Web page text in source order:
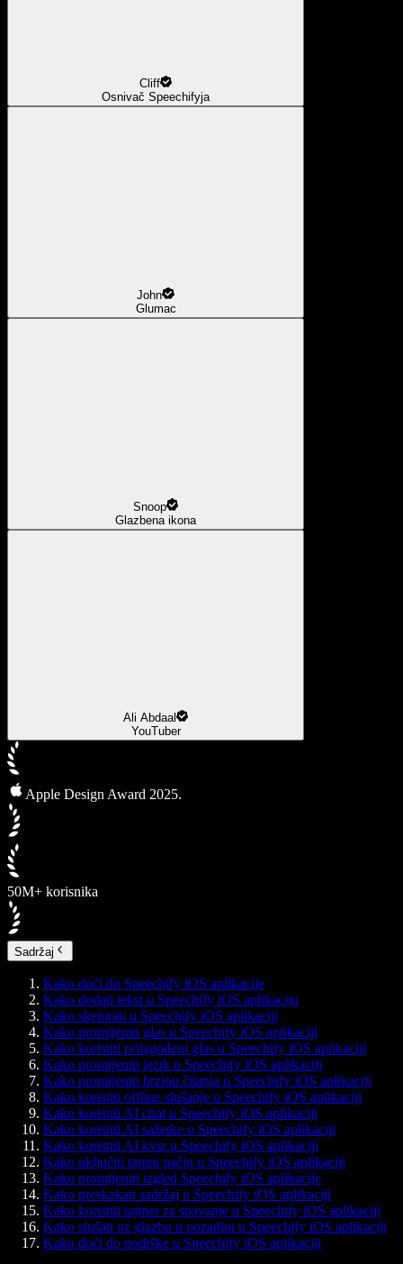
Cliff
Osnivač Speechifyja
John
Glumac
Snoop
Glazbena ikona
Ali Abdaal
YouTuber
Apple Design Award 2025.
50M+ korisnika
Sadržaj
Kako doći do Speechify iOS aplikacije
Kako dodati tekst u Speechify iOS aplikaciju
Kako skenirati u Speechify iOS aplikaciji
Kako promijeniti glas u Speechify iOS aplikaciji
Kako koristiti prilagođeni glas u Speechify iOS aplikaciji
Kako promijeniti jezik u Speechify iOS aplikaciji
Kako promijeniti brzinu čitanja u Speechify iOS aplikaciji
Kako koristiti offline slušanje u Speechify iOS aplikaciji
Kako koristiti AI chat u Speechify iOS aplikaciji
Kako koristiti AI sažetke u Speechify iOS aplikaciji
Kako koristiti AI kviz u Speechify iOS aplikaciji
Kako uključiti tamni način u Speechify iOS aplikaciji
Kako promijeniti izgled Speechify iOS aplikacije
Kako preskakati sadržaj u Speechify iOS aplikaciji
Kako koristiti tajmer za spavanje u Speechify iOS aplikaciji
Kako slušati uz glazbu u pozadini u Speechify iOS aplikaciji
Kako doći do podrške u Speechify iOS aplikaciji